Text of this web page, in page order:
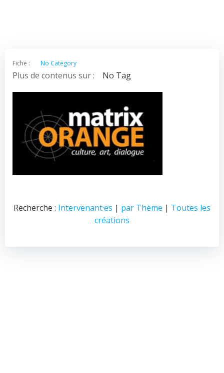
Fiche : No Category
Plus de contenus sur : No Tag
Recherche : Intervenant·es | par Thème | Toutes les
créations